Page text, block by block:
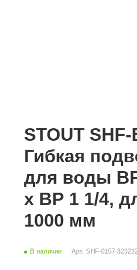
STOUT
Гибкая
для воды
х ВР 1 1/4,
1000 мм
В наличии Арт. SHF-0157-